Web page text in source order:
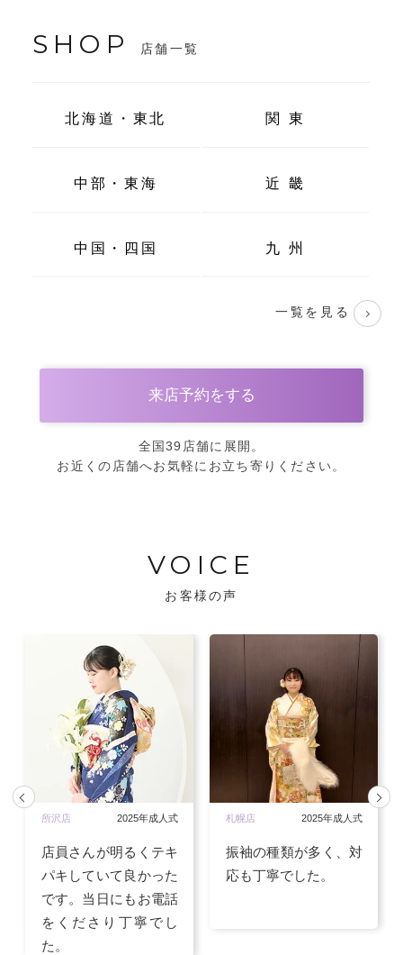
SHOP 店舗一覧
北海道・東北 関 東
中部・東海 近 畿
中国・四国 九 州
一覧を見る
来店予約をする
全国39店舗に展開。
お近くの店舗へお気軽にお立ち寄りください。
VOICE
お客様の声
所沢店 2025年成人式
店員さんが明るくテキ
パキしていて良かった
です。当日にもお電話
をくださり丁寧でし
た。
札幌店 2025年成人式
振袖の種類が多く、対
応も丁寧でした。